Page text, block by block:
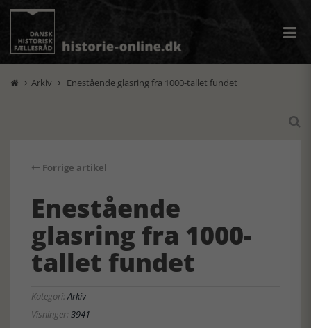
 Arkiv  Enestående glasring fra 1000-tallet fundet

Forrige artikel
Enestående
glasring fra 1000-
tallet fundet
Kategori:Arkiv
Visninger:3941